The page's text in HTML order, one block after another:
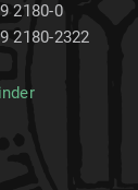
2180-0
2180-2322